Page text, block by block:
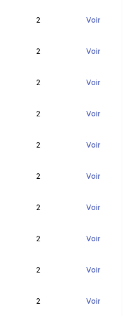
2 Voir
2 Voir
2 Voir
2 Voir
2 Voir
2 Voir
2 Voir
2 Voir
2 Voir
2 Voir